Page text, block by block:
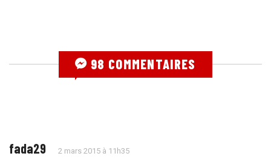
98 COMMENTAIRES
fada29 2 mars 2015 à 11h35